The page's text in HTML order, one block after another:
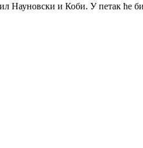
Науновски и Коби. У петак ће